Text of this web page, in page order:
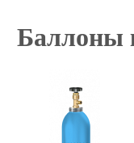
Баллоны
Информация
Баллоны